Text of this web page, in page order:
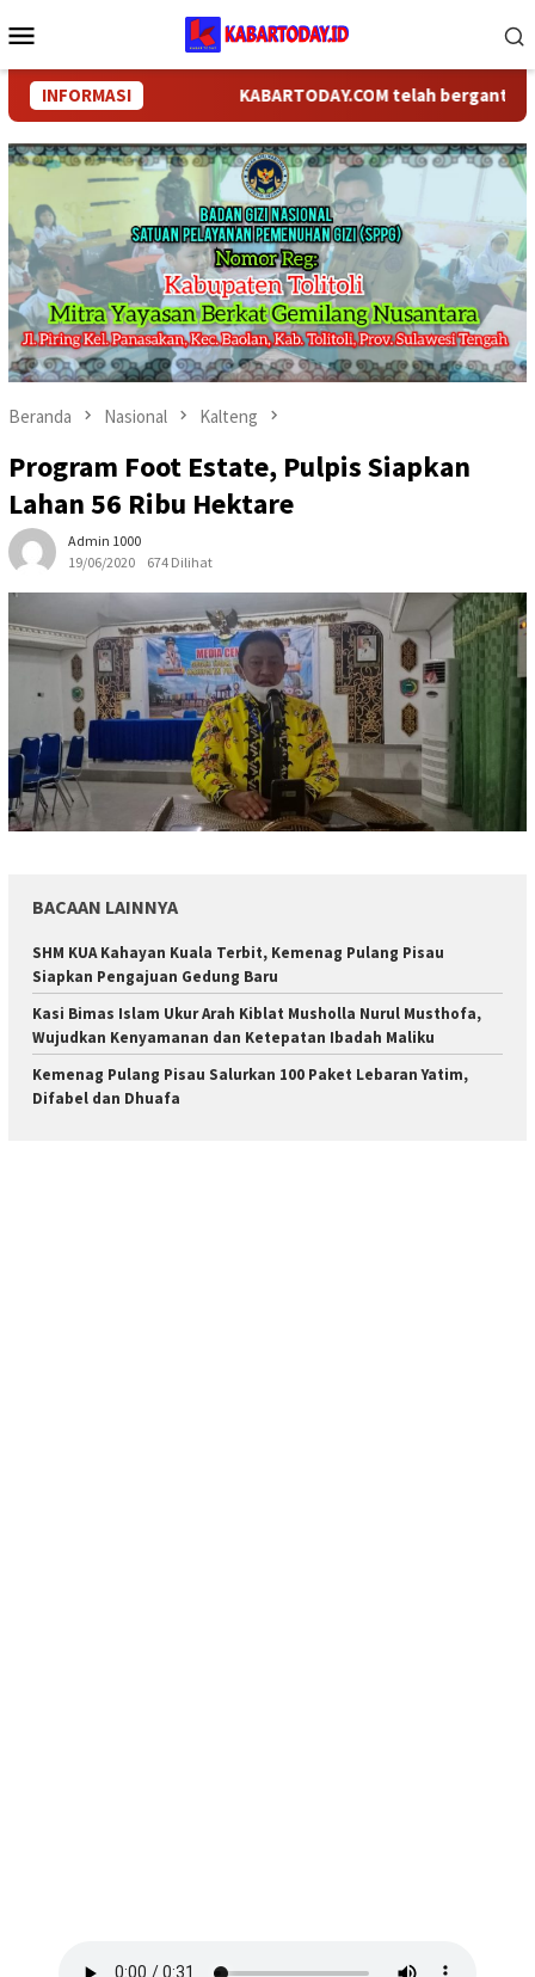
ke
Mobile
INFORMASI KABARTODAY.COM telah berganti
Beranda Nasional Kalteng
Program Foot Estate, Pulpis Siapkan
Lahan 56 Ribu Hektare
Admin 1000
19/06/2020
674 Dilihat
BACAAN LAINNYA
SHM KUA Kahayan Kuala Terbit, Kemenag Pulang Pisau
Siapkan Pengajuan Gedung Baru
Kasi Bimas Islam Ukur Arah Kiblat Musholla Nurul Musthofa,
Wujudkan Kenyamanan dan Ketepatan Ibadah Maliku
Kemenag Pulang Pisau Salurkan 100 Paket Lebaran Yatim,
Difabel dan Dhuafa